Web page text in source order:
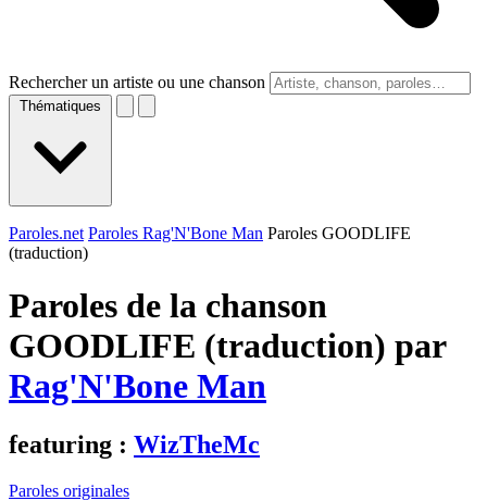
Rechercher un artiste ou une chanson
Thématiques
Paroles.net Paroles Rag'N'Bone Man Paroles GOODLIFE
(traduction)
Paroles de la chanson
GOODLIFE (traduction) par
Rag'N'Bone Man
featuring : WizTheMc
Paroles originales